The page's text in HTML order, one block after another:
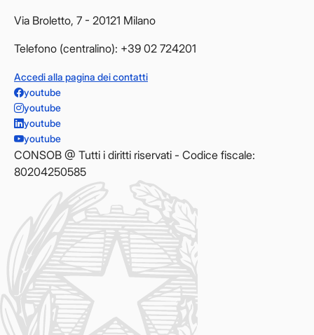
Via Broletto, 7 - 20121 Milano
Telefono (centralino): +39 02 724201
Accedi alla pagina dei contatti
youtube
youtube
youtube
youtube
CONSOB @ Tutti i diritti riservati - Codice fiscale:
80204250585